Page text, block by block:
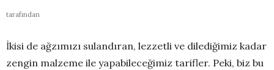
tarafından
İkisi de ağzımızı sulandıran, lezzetli ve dilediğimiz kadar
zengin malzeme ile yapabileceğimiz tarifler. Peki, biz bu